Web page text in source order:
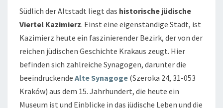
Südlich der Altstadt liegt das historische jüdische
Viertel Kazimierz. Einst eine eigenständige Stadt, ist
Kazimierz heute ein faszinierender Bezirk, der von der
reichen jüdischen Geschichte Krakaus zeugt. Hier
befinden sich zahlreiche Synagogen, darunter die
beeindruckende Alte Synagoge (Szeroka 24, 31-053
Kraków) aus dem 15. Jahrhundert, die heute ein
Museum ist und Einblicke in das jüdische Leben und die